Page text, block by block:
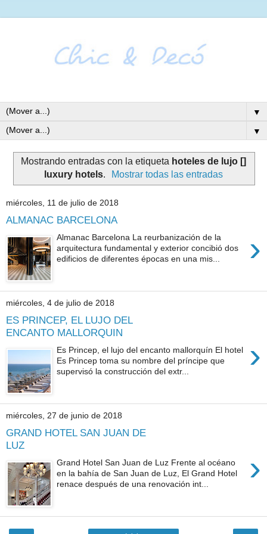
▼
▼
Mostrando entradas con la etiqueta hoteles de lujo []
luxury hotels. Mostrar todas las entradas
miércoles, 11 de julio de 2018
ALMANAC BARCELONA
›
Almanac Barcelona La reurbanización de la
arquitectura fundamental y exterior concibió dos
edificios de diferentes épocas en una mis...
miércoles, 4 de julio de 2018
ES PRINCEP, EL LUJO DEL
ENCANTO MALLORQUIN
›
Es Princep, el lujo del encanto mallorquín El hotel
Es Princep toma su nombre del príncipe que
supervisó la construcción del extr...
miércoles, 27 de junio de 2018
GRAND HOTEL SAN JUAN DE
LUZ
›
Grand Hotel San Juan de Luz Frente al océano
en la bahía de San Juan de Luz, El Grand Hotel
renace después de una renovación int...